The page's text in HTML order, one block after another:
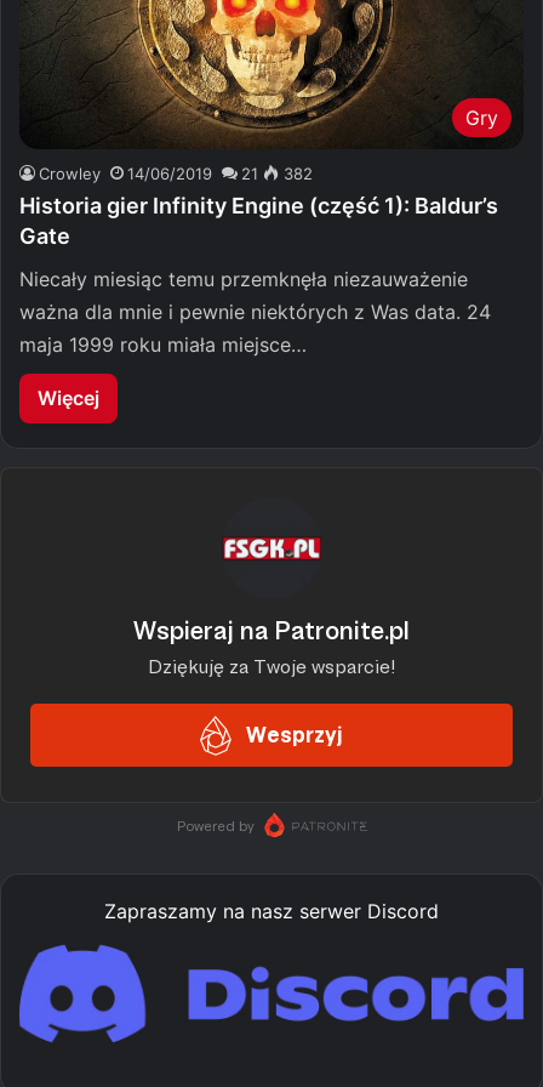
Gry
Crowley 14/06/2019 21 382
Historia gier Infinity Engine (część 1): Baldur’s
Gate
Niecały miesiąc temu przemknęła niezauważenie
ważna dla mnie i pewnie niektórych z Was data. 24
maja 1999 roku miała miejsce…
Więcej
Zapraszamy na nasz serwer Discord